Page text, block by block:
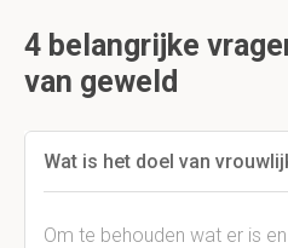
4 belangrijke
van geweld
Wat is het doel van
Om te behouden wat er is